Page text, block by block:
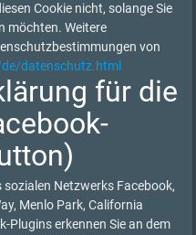
Cookie nicht, solange Sie
möchten. Weitere
von
datenschutz.html
für die
Netzwerks Facebook,
Menlo Park, California
Plugins erkennen Sie an dem